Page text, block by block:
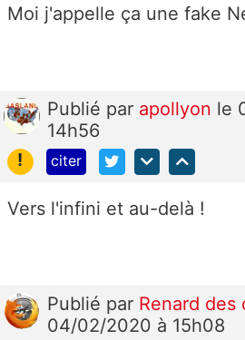
Moi j'appelle ça une fake
Publié par apollyon le
14h56
!
citer
Vers l'infini et au-delà !
Publié par Renard des
04/02/2020 à 15h08